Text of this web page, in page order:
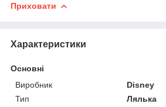
Приховати
Характеристики
Основні
Виробник
Disney
Тип
Лялька